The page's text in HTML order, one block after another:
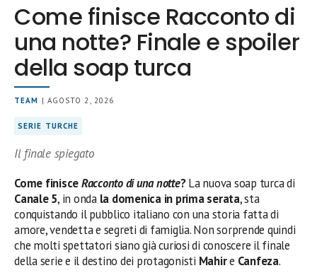
Come finisce Racconto di
una notte? Finale e spoiler
della soap turca
TEAM | AGOSTO 2, 2026
SERIE TURCHE
Il finale spiegato
Come finisceRacconto di una notte?La nuova soap turca di
Canale 5, in onda la domenica in prima serata, sta
conquistando il pubblico italiano con una storia fatta di
amore, vendetta e segreti di famiglia. Non sorprende quindi
che molti spettatori siano già curiosi di conoscere il finale
della serie e il destino dei protagonisti Mahire Canfeza.